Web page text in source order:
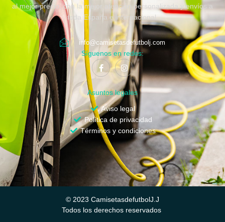
al mejor precio, con la mejor atención personalizada y envíos a
toda España e internacional.
info@camisetasdefutbolj.com
Síguenos en redes:
Asuntos legales
Aviso legal
Política de privacidad
Términos y condiciones
© 2023 CamisetasdefutbolJ.J
Todos los derechos reservados